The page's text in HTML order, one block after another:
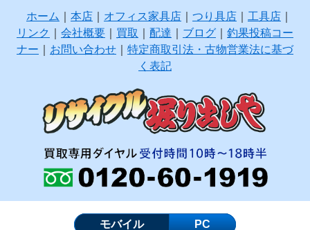
ホーム 本店 オフィス家具店 つり具店 工具店
リンク
会社概要 買取 配達 ブログ
釣果投稿コー
ナー
お問い合わせ
特定商取引法・古物営業法に基づ
く表記
モバイル PC